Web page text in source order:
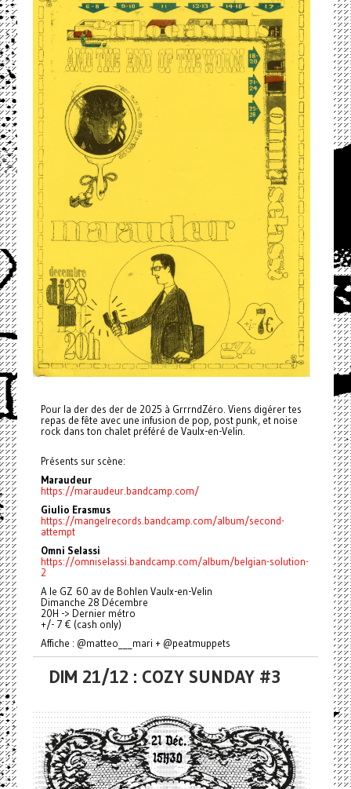
Pour la der des der de 2025 à GrrrndZéro. Viens digérer tes
repas de fête avec une infusion de pop, post punk, et noise
rock dans ton chalet préféré de Vaulx-en-Velin.
Présents sur scène:
Maraudeur
https://maraudeur.bandcamp.com/
Giulio Erasmus
https://mangelrecords.bandcamp.com/album/second-
attempt
Omni Selassi
https://omniselassi.bandcamp.com/album/belgian-solution-
2
A le GZ 60 av de Bohlen Vaulx-en-Velin
Dimanche 28 Décembre
20H -> Dernier métro
+/- 7 € (cash only)
Affiche : @matteo___mari + @peatmuppets
DIM 21/12 : COZY SUNDAY #3